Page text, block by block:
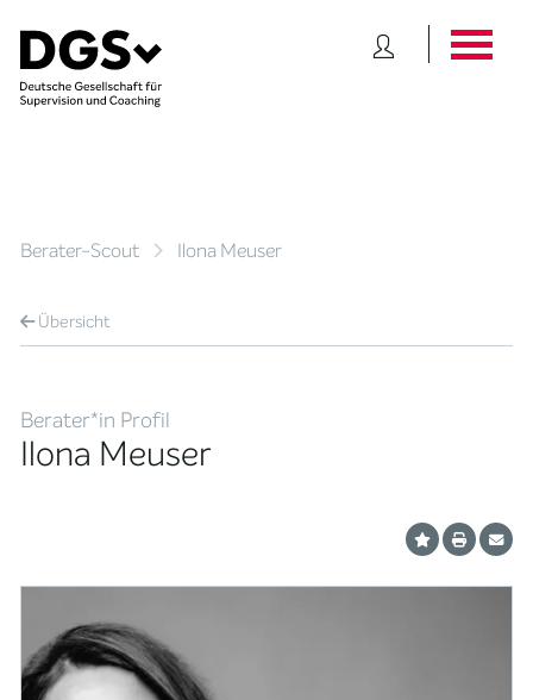
Berater-Scout Ilona Meuser
Übersicht
Berater*in Profil
Ilona Meuser